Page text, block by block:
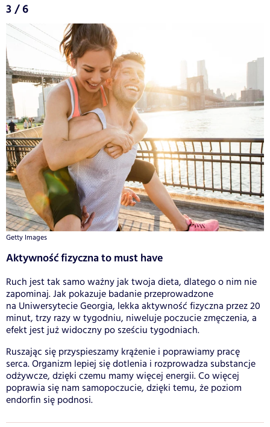
3 / 6
Getty Images
Aktywność fizyczna to must have
Ruch jest tak samo ważny jak twoja dieta, dlatego o nim nie
zapominaj. Jak pokazuje badanie przeprowadzone
na Uniwersytecie Georgia, lekka aktywność fizyczna przez 20
minut, trzy razy w tygodniu, niweluje poczucie zmęczenia, a
efekt jest już widoczny po sześciu tygodniach.
Ruszając się przyspieszamy krążenie i poprawiamy pracę
serca. Organizm lepiej się dotlenia i rozprowadza substancje
odżywcze, dzięki czemu mamy więcej energii. Co więcej
poprawia się nam samopoczucie, dzięki temu, że poziom
endorfin się podnosi.